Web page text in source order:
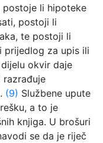
li hipoteke
postoji li
te postoji li
prijedlog za upis ili
okvir daje
razrađuje
(9) Službene upute
a to je
knjiga. U brošuri
se da je riječ